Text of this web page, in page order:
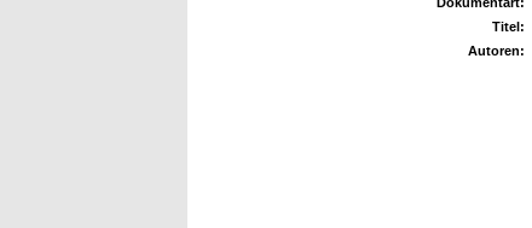
Titel:
Autoren: